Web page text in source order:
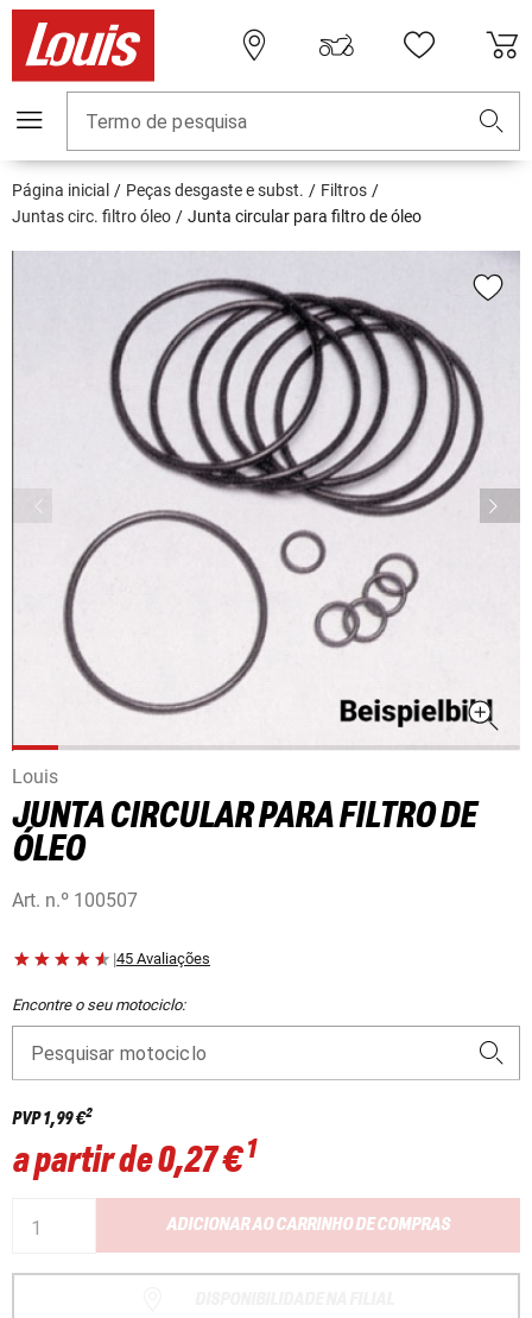
Termo de pesquisa
Página inicial Peças desgaste e subst.
Filtros
Juntas circ. filtro óleo
Junta circular para filtro de óleo
Louis
JUNTA CIRCULAR PARA FILTRO DE
ÓLEO
Art. n.º 100507
|45 Avaliações
Encontre o seu motociclo:
Pesquisar motociclo
PVP1,99 €2
a partir de0,27 €1
ADICIONAR AO CARRINHO DE COMPRAS